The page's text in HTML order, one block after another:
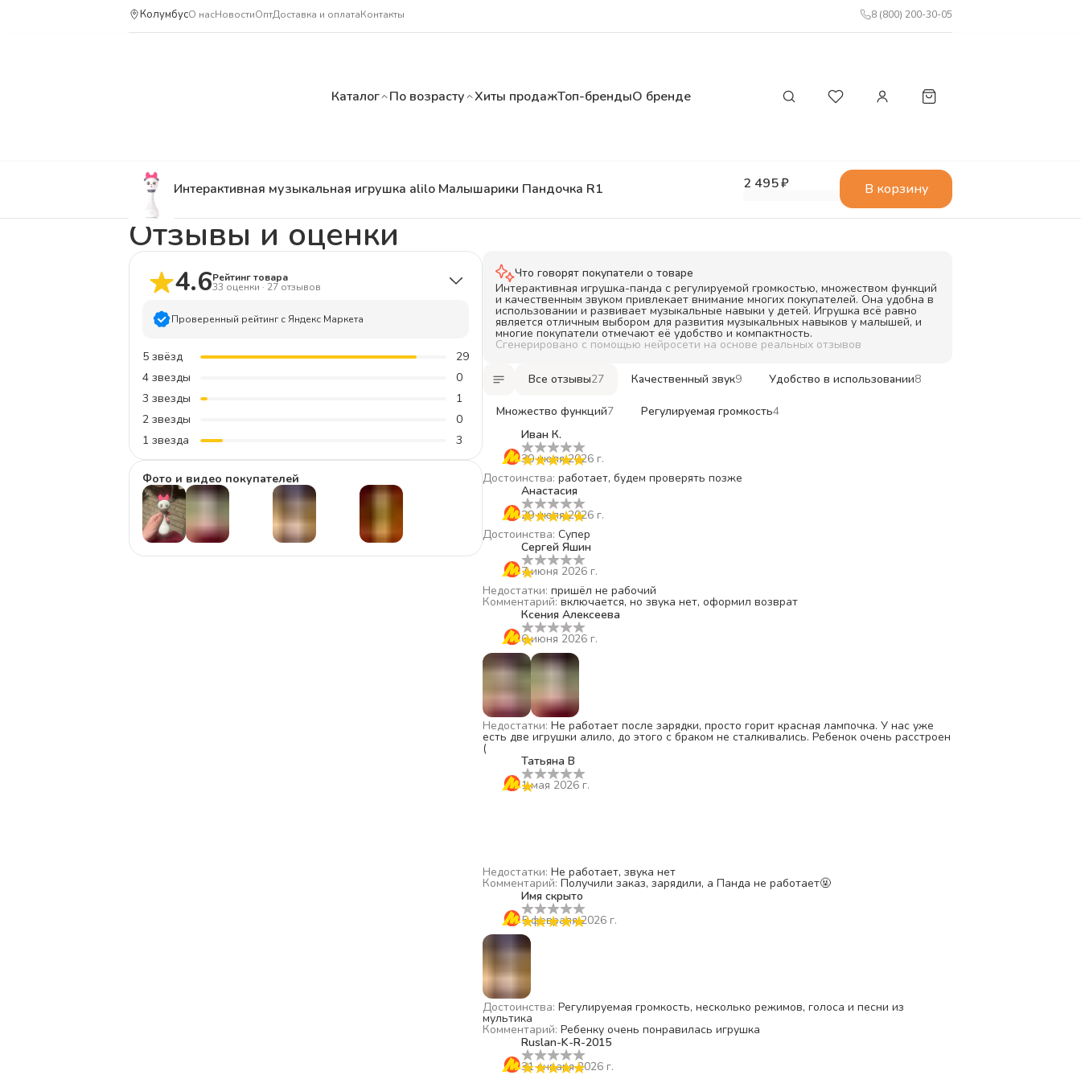
КолумбусО насНовостиОптДоставка и оплатаКонтакты 8 (800) 200-30-05
Каталог По возрасту Хиты продажТоп-брендыО бренде
Интерактивная музыкальная игрушка alilo Малышарики Пандочка R1 2 495 ₽ В корзину
Отзывы и оценки
4.6Рейтинг товара
33 оценки · 27 отзывов
Проверенный рейтинг с Яндекс Маркета
5 звёзд
29
4 звезды
0
3 звезды
1
2 звезды
0
1 звезда 3
Фото и видео покупателей
Что говорят покупатели о товаре
Интерактивная игрушка-панда с регулируемой громкостью, множеством функций
и качественным звуком привлекает внимание многих покупателей. Она удобна в
использовании и развивает музыкальные навыки у детей. Игрушка всё равно
является отличным выбором для развития музыкальных навыков у малышей, и
многие покупатели отмечают её удобство и компактность.
Сгенерировано с помощью нейросети на основе реальных отзывов
Все отзывы27 Качественный звук9 Удобство в использовании8
Множество функций7 Регулируемая громкость4
Иван К.
30 июля 2026 г.
Достоинства: работает, будем проверять позже
Анастасия
29 июля 2026 г.
Достоинства: Супер
Сергей Яшин
7 июня 2026 г.
Недостатки: пришёл не рабочий
Комментарий: включается, но звука нет, оформил возврат
Ксения Алексеева
6 июня 2026 г.
Недостатки: Не работает после зарядки, просто горит красная лампочка. У нас уже
есть две игрушки алило, до этого с браком не сталкивались. Ребенок очень расстроен
(
Татьяна В
1 мая 2026 г.
Недостатки: Не работает, звука нет
Комментарий: Получили заказ, зарядили, а Панда не работает🤬
Имя скрыто
5 февраля 2026 г.
Достоинства: Регулируемая громкость, несколько режимов, голоса и песни из
мультика
Комментарий: Ребенку очень понравилась игрушка
Ruslan-K-R-2015
31 января 2026 г.